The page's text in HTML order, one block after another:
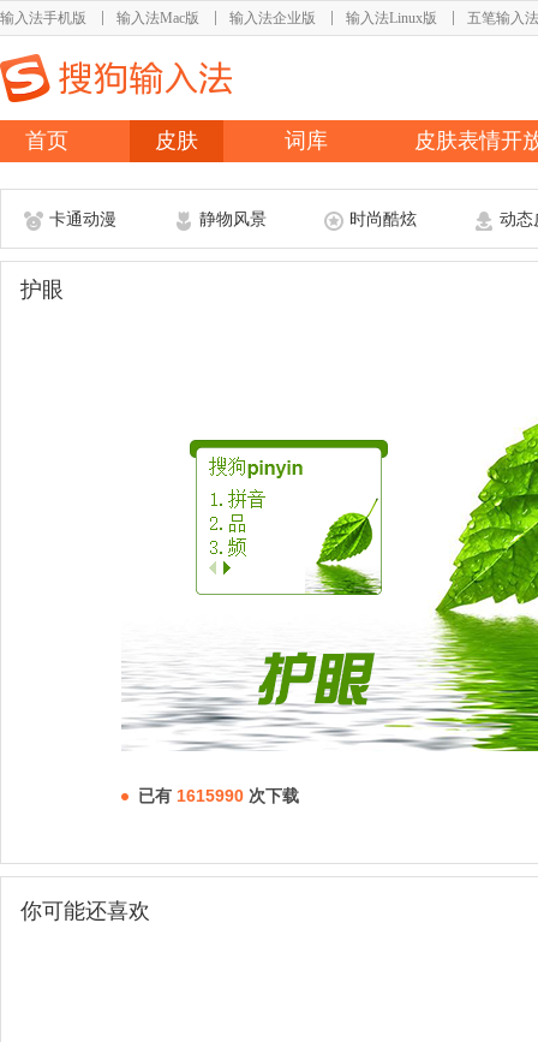
输入法手机版 输入法Mac版 输入法企业版 输入法Linux版 五笔输入法
首页 皮肤 词库 皮肤表情开
卡通动漫 静物风景 时尚酷炫 动态
护眼
已有 1615990 次下载
你可能还喜欢